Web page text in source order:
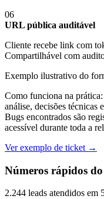
06
URL pública auditável
Cliente recebe link com
Compartilhável com
Exemplo ilustrativo do
Como funciona na
análise, decisões técnicas
Bugs encontrados são
acessível durante toda a
Ver exemplo de ticket →
Números rápidos do
2.244 leads atendidos em